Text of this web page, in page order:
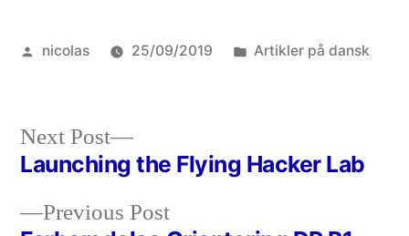
Posted
nicolas 25/09/2019
Posted
Artikler på dansk
Post
navigation
Previous PostPrevious
Next Post
Next
post:
Launching the Flying Hacker Lab